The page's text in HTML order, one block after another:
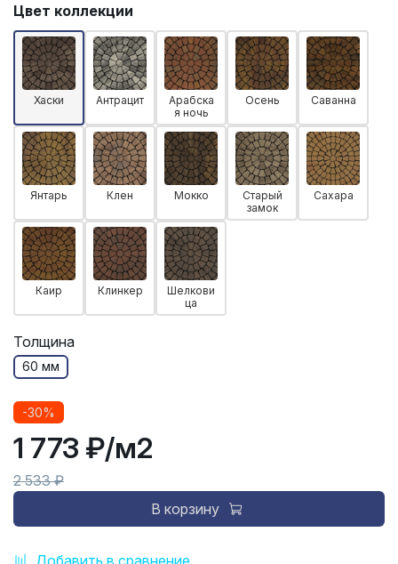
Добавить в сравнение
Цвет коллекции
Хаски Антрацит
Арабска
я ночь
Осень Саванна
Янтарь Клен Мокко
Старый
замок
Сахара
Каир Клинкер
Шелкови
ца
Толщина
60 мм
-30%
1 773 ₽/м2
2 533 ₽
В корзину